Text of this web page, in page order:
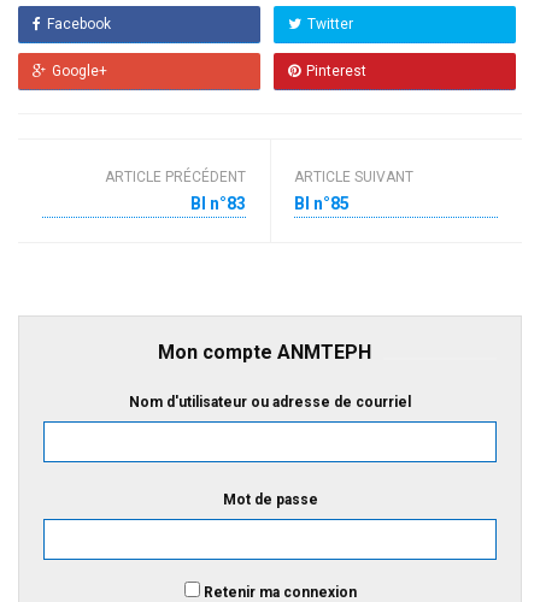
Facebook Twitter
Google+ Pinterest
ARTICLE PRÉCÉDENT
BI n°83
ARTICLE SUIVANT
BI n°85
Mon compte ANMTEPH
Nom d'utilisateur ou adresse de courriel
Mot de passe
Retenir ma connexion